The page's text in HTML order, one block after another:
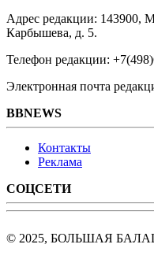
Адрес редакции: 143900,
Карбышева, д. 5.
Телефон редакции:
Электронная почта
BBNEWS
Контакты
Реклама
СОЦСЕТИ
© 2025, БОЛЬШАЯ